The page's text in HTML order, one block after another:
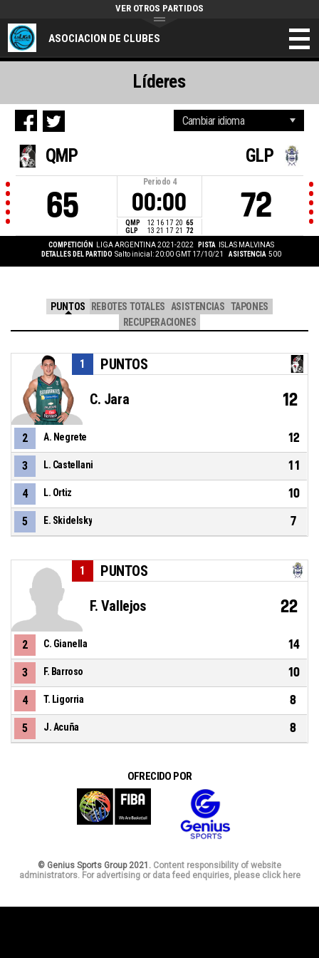
ASOCIACION DE CLUBES
VER OTROS PARTIDOS
QMP
65
Periodo 4
00:00
QMP 12 16 17 20 65
GLP
13 21 17 21 72
GLP
72
COMPETICIÓN LIGA ARGENTINA 2021-2022 PISTA
ISLAS MALVINAS
DETALLES DEL PARTIDO Salto inicial: 20:00 GMT 17/10/21 ASISTENCIA 500
Líderes
PUNTOS REBOTES TOTALES ASISTENCIAS TAPONES
RECUPERACIONES
PUNTOS
1
C. Jara 12
2 A. Negrete 12
3 L. Castellani 11
4 L. Ortiz 10
5 E. Skidelsky 7
PUNTOS
1
F. Vallejos 22
2 C. Gianella 14
3 F. Barroso 10
4 T. Ligorria 8
5 J. Acuña 8
OFRECIDO POR
© Genius Sports Group 2021. Content responsibility of website
administrators. For advertising or data feed enquiries, please click here